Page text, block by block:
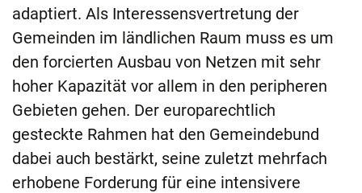
adaptiert. Als Interessensvertretung der
Gemeinden im ländlichen Raum muss es um
den forcierten Ausbau von Netzen mit sehr
hoher Kapazität vor allem in den peripheren
Gebieten gehen. Der europarechtlich
gesteckte Rahmen hat den Gemeindebund
dabei auch bestärkt, seine zuletzt mehrfach
erhobene Forderung für eine intensivere